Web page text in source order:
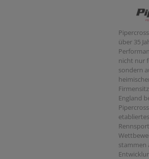
über 35
nicht nur
sondern
England
stammen